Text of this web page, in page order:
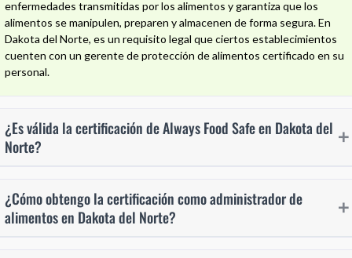
enfermedades transmitidas por los alimentos y garantiza que los
alimentos se manipulen, preparen y almacenen de forma segura. En
Dakota del Norte, es un requisito legal que ciertos establecimientos
cuenten con un gerente de protección de alimentos certificado en su
personal.
¿Es válida la certificación de Always Food Safe en Dakota del
Norte?
¿Cómo obtengo la certificación como administrador de
alimentos en Dakota del Norte?